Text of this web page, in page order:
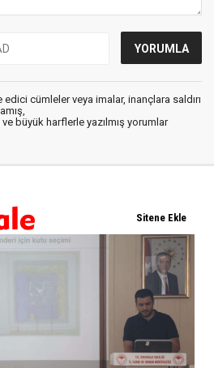
cümleler veya imalar, inançlara saldırı
büyük harflerle yazılmış yorumlar